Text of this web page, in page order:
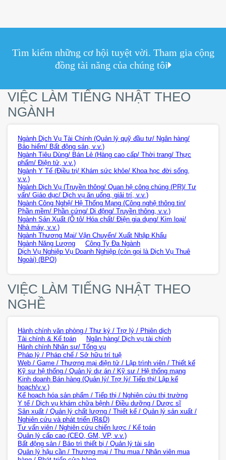
Tìm kiếm những cơ hội tuyệt vời. Tham gia cộng
đồng tài năng của chúng tôi
VIỆC LÀM TIẾNG NHẬT THEO
NGÀNH
Ngành Dịch Vụ Tài Chính (Quản lý quỹ đầu tư/ Ngân hàng/
Bảo hiểm/ Bất động sản, v.v.)
Ngành Tiêu Dùng/ Bán Lẻ (Hàng cao cấp/ Thời trang/ Thực
phẩm/ Điện tử, v.v.)
Ngành Y Tế (Điều trị/ Khám sức khỏe/ Khoa học đời sống,
v.v.)
Ngành Dịch Vụ (Truyền thông/ Quan hệ công chúng (PR)/ Tư
vấn/ Giáo dục/ Dịch vụ ăn uống, giải trí, v.v.)
Ngành Công Nghệ/ Hệ Thống Mạng (Công nghệ thông tin/
Phần mềm/ Phần cứng/ Di động/ Truyền thông, v.v.)
Ngành Sản Xuất (Ô tô/ Hóa chất/ Điện gia dụng/ Kim loại/
Nhà máy, v.v.)
Ngành Thương Mại/ Vận Chuyển/ Xuất Nhập Khẩu
Ngành Năng Lượng
Công Ty Đa Ngành
Dịch Vụ Nghiệp Vụ Doanh Nghiệp (còn gọi là Dịch Vụ Thuê
Ngoài) (BPO)
VIỆC LÀM TIẾNG NHẬT THEO
NGHỀ
Hành chính văn phòng / Thư ký / Trợ lý / Phiên dịch
Tài chính & Kế toán
Ngân hàng/ Dịch vụ tài chính
Hành chính Nhân sự/ Tổng vụ
Pháp lý / Pháp chế / Sở hữu trí tuệ
Web / Game / Thương mại điện tử / Lập trình viên / Thiết kế
Kỹ sư hệ thống / Quản lý dự án / Kỹ sư / Hệ thống mạng
Kinh doanh Bán hàng (Quản lý/ Trợ lý/ Tiếp thị/ Lập kế
hoạch/v.v.)
Kế hoạch hóa sản phẩm / Tiếp thị / Nghiên cứu thị trường
Y tế / Dịch vụ khám chữa bệnh / Điều dưỡng / Dược sĩ
Sản xuất / Quản lý chất lượng / Thiết kế / Quản lý sản xuất /
Nghiên cứu và phát triển (R&D)
Tư vấn viên / Nghiên cứu chiến lược / Kế toán
Quản lý cấp cao (CEO, GM, VP, v.v.)
Bất động sản / Bảo trì thiết bị / Quản lý tài sản
Quản lý hậu cần / Thương mại / Thu mua / Nhân viên mua